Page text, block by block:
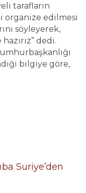
tarafların
organize edilmesi
söyleyerek,
dedi.
bilgiye göre,
Suriye’den